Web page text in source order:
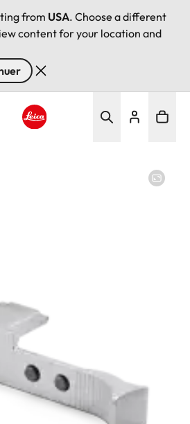
from USA. Choose a different
content for your location and